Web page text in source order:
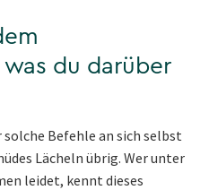
du darüber
solche Befehle an sich selbst
Lächeln übrig. Wer unter
leidet, kennt dieses